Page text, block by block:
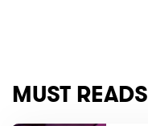
MUST READS